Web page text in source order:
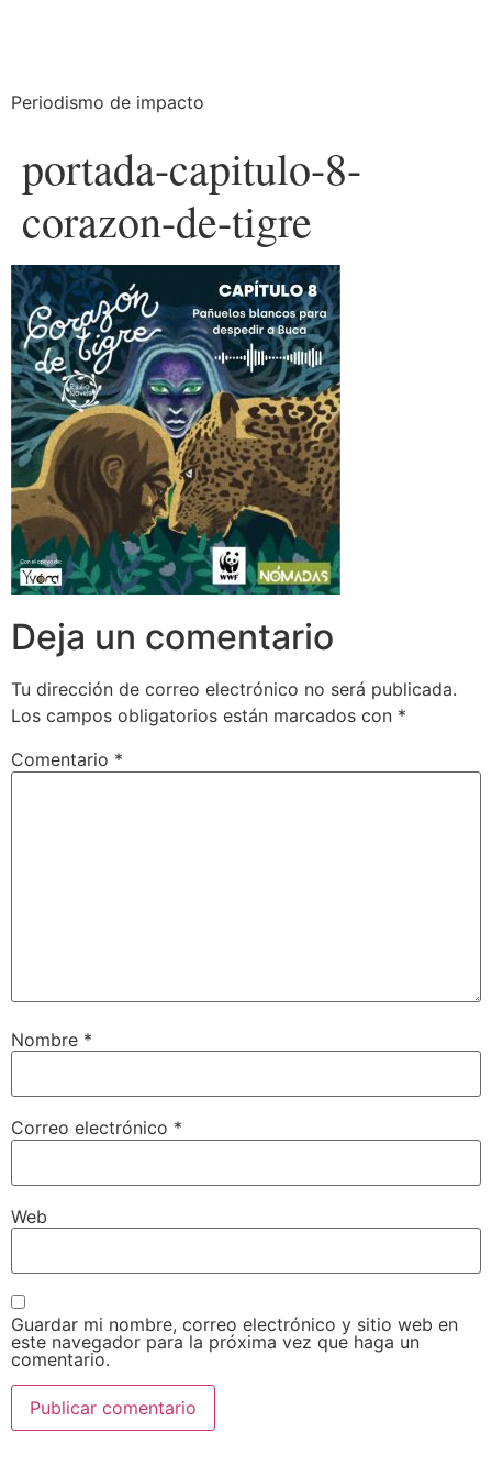
Periodismo de impacto
portada-capitulo-8-
corazon-de-tigre
Deja un comentario
Tu dirección de correo electrónico no será publicada.
Los campos obligatorios están marcados con *
Comentario *
Nombre *
Correo electrónico *
Web
Guardar mi nombre, correo electrónico y sitio web en
este navegador para la próxima vez que haga un
comentario.